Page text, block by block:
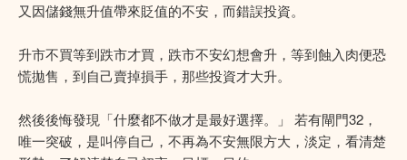
又因儲錢無升值帶來貶值的不安，而錯誤投資。
升市不買等到跌市才買，跌市不安幻想會升，等到蝕入肉便恐
慌拋售，到自己賣掉損手，那些投資才大升。
然後後悔發現「什麼都不做才是最好選擇。」 若有閘門32，
唯一突破，是叫停自己，不再為不安無限方大，淡定，看清楚